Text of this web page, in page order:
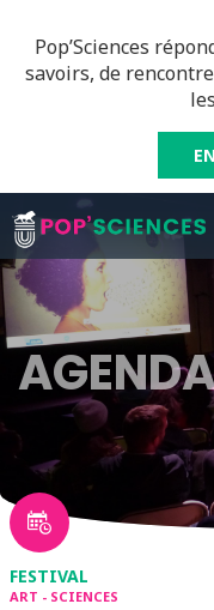
Pop’Sciences
savoirs, de
FESTIVAL
ART - SCIENCES